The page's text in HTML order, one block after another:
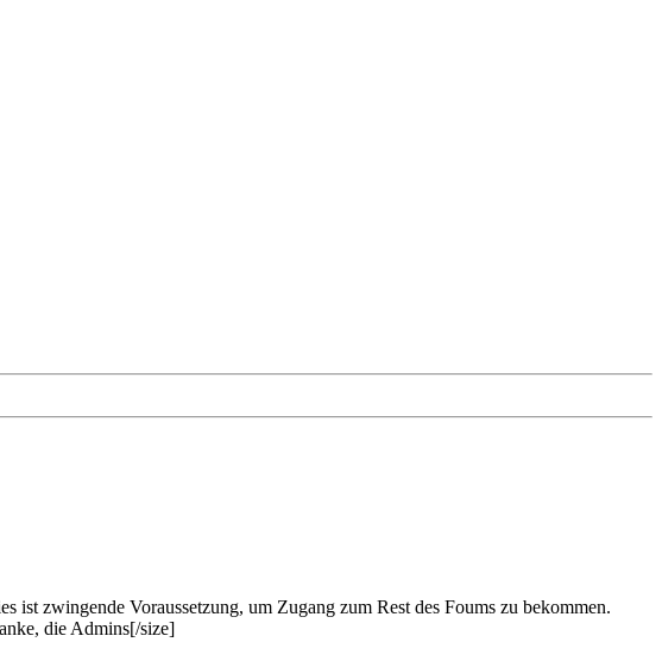
zwingende Voraussetzung, um Zugang zum Rest des Foums zu bekommen.
die Admins[/size]